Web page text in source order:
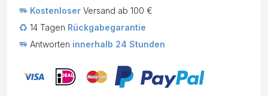
Kostenloser Versand ab 100 €
14 Tagen Rückgabegarantie
Antworten innerhalb 24 Stunden